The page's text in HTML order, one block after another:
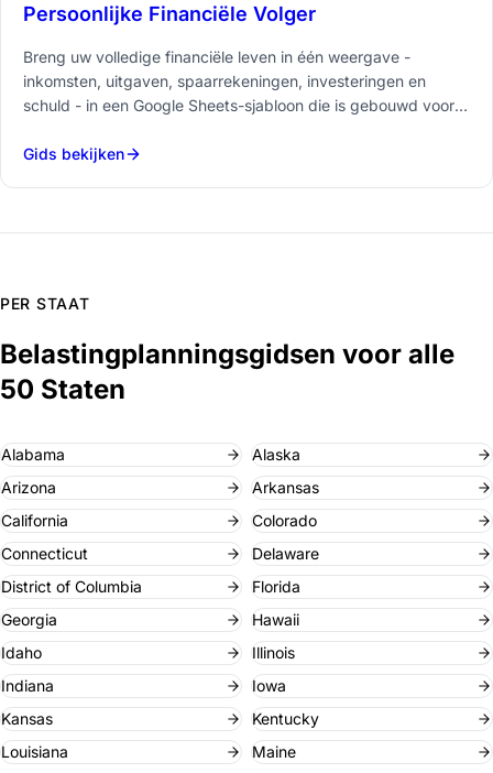
Persoonlijke Financiële Volger
Breng uw volledige financiële leven in één weergave -
inkomsten, uitgaven, spaarrekeningen, investeringen en
schuld - in een Google Sheets-sjabloon die is gebouwd voor
Gids bekijken
PER STAAT
Belastingplanningsgidsen voor alle
50 Staten
Alabama
Alaska
Arizona
Arkansas
California
Colorado
Connecticut
Delaware
District of Columbia
Florida
Georgia
Hawaii
Idaho
Illinois
Indiana
Iowa
Kansas
Kentucky
Louisiana
Maine